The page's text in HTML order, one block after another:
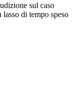
sul caso
di tempo speso